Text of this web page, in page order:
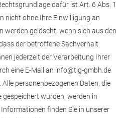
dafür ist Art. 6 Abs. 1
nicht ohne Ihre Einwilligung an
werden gelöscht, wenn sich aus den
der betroffene Sachverhalt
jederzeit der Verarbeitung Ihrer
eine E-Mail an info@tig-gmbh.de
personenbezogenen Daten, die
wurden, werden in
finden Sie in unserer